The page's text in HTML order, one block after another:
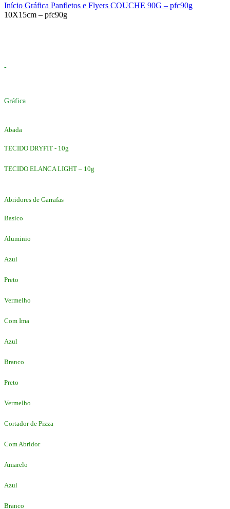
Início Gráfica Panfletos e Flyers COUCHE 90G – pfc90g
10X15cm – pfc90g
-
Gráfica
Abada
TECIDO DRYFIT - 10g
TECIDO ELANCA LIGHT – 10g
Abridores de Garrafas
Basico
Aluminio
Azul
Preto
Vermelho
Com Ima
Azul
Branco
Preto
Vermelho
Cortador de Pizza
Com Abridor
Amarelo
Azul
Branco